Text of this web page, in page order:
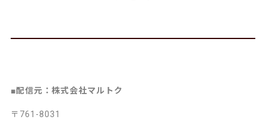
■配信元：株式会社マルトク
〒761-8031